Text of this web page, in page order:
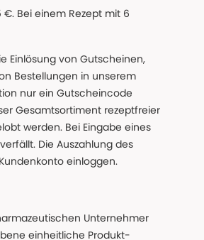
Bei einem Rezept mit 6
Einlösung von Gutscheinen,
Bestellungen in unserem
nur ein Gutscheincode
Gesamtsortiment rezeptfreier
werden. Bei Eingabe eines
Die Auszahlung des
einloggen.
Unternehmer
einheitliche Produkt-